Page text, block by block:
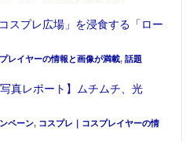
スプレ広場」を浸食する「ロー
レイヤーの情報と画像が満載, 話題
写真レポート】ムチムチ、光
ペーン, コスプレ｜コスプレイヤーの情